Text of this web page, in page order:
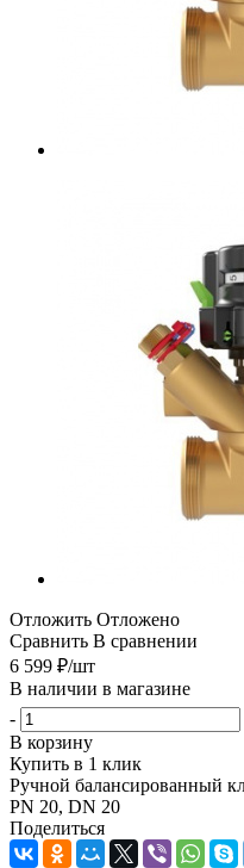
Отложить Отложено
Сравнить В сравнении
6 599 ₽/шт
В наличии в магазине
-
В корзину
Купить в 1 клик
Ручной балансированный
PN 20, DN 20
Поделиться